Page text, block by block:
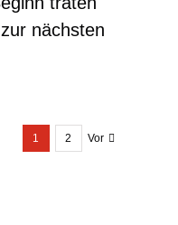
nächsten
1 2 Vor